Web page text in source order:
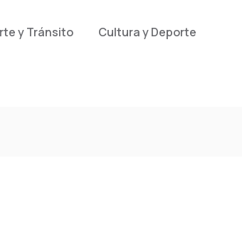
y Tránsito Cultura y Deporte